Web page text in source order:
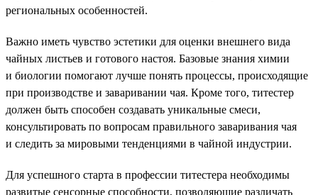
региональных особенностей.
Важно иметь чувство эстетики для оценки внешнего вида
чайных листьев и готового настоя. Базовые знания химии
и биологии помогают лучше понять процессы, происходящие
при производстве и заваривании чая. Кроме того, титестер
должен быть способен создавать уникальные смеси,
консультировать по вопросам правильного заваривания чая
и следить за мировыми тенденциями в чайной индустрии.
Для успешного старта в профессии титестера необходимы
развитые сенсорные способности, позволяющие различать